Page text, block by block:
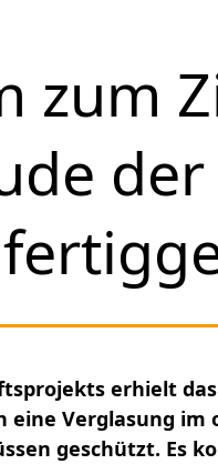
zum
erhielt
Verglasung im
geschützt. Es